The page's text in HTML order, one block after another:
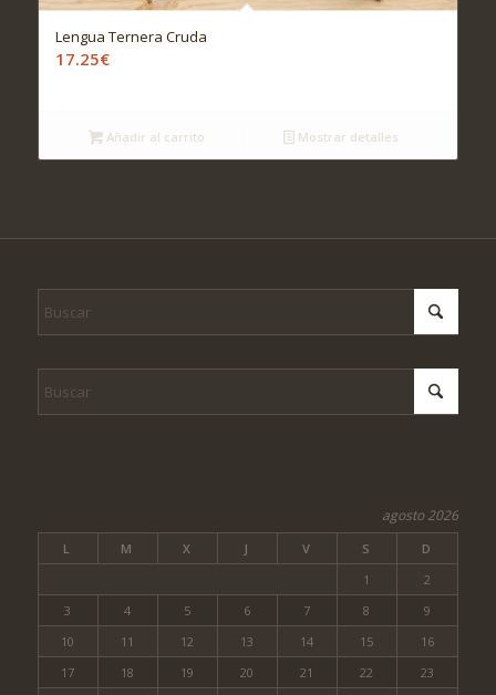
Lengua Ternera Cruda
17.25€
Añadir al carrito Mostrar detalles
agosto 2026
L M X J V S
D
1
2
3
4 5 6 7 8
9
10
11 12 13 14 15
16
17
18 19 20 21 22 23